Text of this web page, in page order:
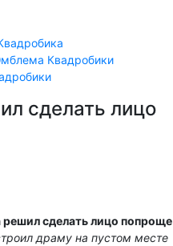
Квадробики
сделать лицо
решил сделать лицо попроще
драму на пустом месте